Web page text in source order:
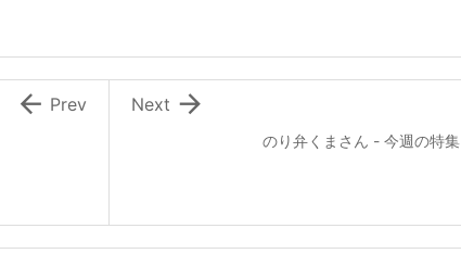
のり弁くまさん - 今週の特集

Next
 Prev